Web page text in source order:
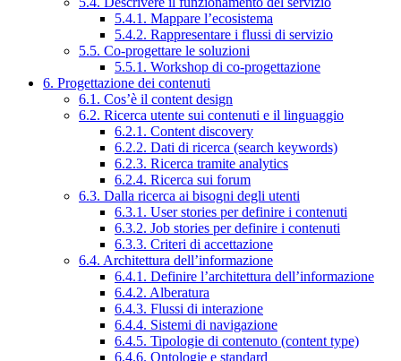
5.4.1. Mappare l’ecosistema
5.4.2. Rappresentare i flussi di servizio
5.5. Co-progettare le soluzioni
5.5.1. Workshop di co-progettazione
6. Progettazione dei contenuti
6.1. Cos’è il content design
6.2. Ricerca utente sui contenuti e il linguaggio
6.2.1. Content discovery
6.2.2. Dati di ricerca (search keywords)
6.2.3. Ricerca tramite analytics
6.2.4. Ricerca sui forum
6.3. Dalla ricerca ai bisogni degli utenti
6.3.1. User stories per definire i contenuti
6.3.2. Job stories per definire i contenuti
6.3.3. Criteri di accettazione
6.4. Architettura dell’informazione
6.4.1. Definire l’architettura dell’informazione
6.4.2. Alberatura
6.4.3. Flussi di interazione
6.4.4. Sistemi di navigazione
6.4.5. Tipologie di contenuto (content type)
6.4.6. Ontologie e standard